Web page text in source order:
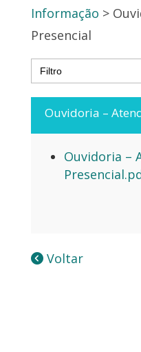
Informação >
Presencial
Search
for:
Ouvidoria –
Ouvidoria –
Voltar